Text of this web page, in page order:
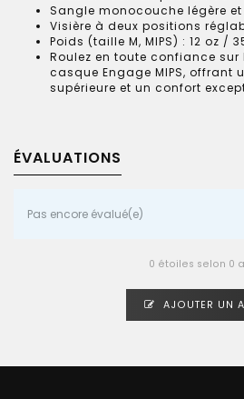
Sangle monocouche légère
Visière à deux positions
Poids (taille M, MIPS) : 12 oz /
Roulez en toute confiance sur
casque Engage MIPS, offrant
supérieure et un confort
ÉVALUATIONS
Pas encore évalué(e)
0 étoiles selon 0
AJOUTER UN